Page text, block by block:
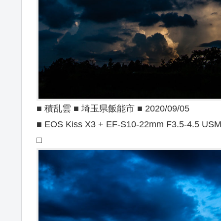
■ 積乱雲 ■ 埼玉県飯能市 ■ 2020/09/05
■ EOS Kiss X3 + EF-S10-22mm F3.5-4.5 USM
□